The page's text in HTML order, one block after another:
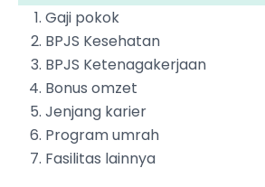
Gaji pokok
BPJS Kesehatan
BPJS Ketenagakerjaan
Bonus omzet
Jenjang karier
Program umrah
Fasilitas lainnya